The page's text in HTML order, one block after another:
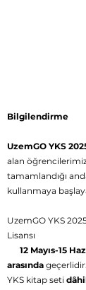
Bilgilendirme
UzemGO YKS
alan
tamamlandığı
kullanmaya
UzemGO YKS
Lisansı
12 Mayıs-15
arasında geçerlidir.
YKS kitap seti